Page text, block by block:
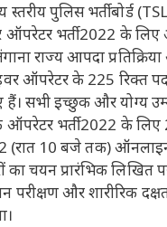
स्तरीय पुलिस भर्ती बोर्ड
ऑपरेटर भर्ती 2022 के लिए
राज्य आपदा
ऑपरेटर के 225 रिक्त
हैं। सभी इच्छुक और योग्य
भर्ती 2022 के
(रात 10 बजे तक)
का चयन प्रारंभिक लिखित
परीक्षण और शारीरिक